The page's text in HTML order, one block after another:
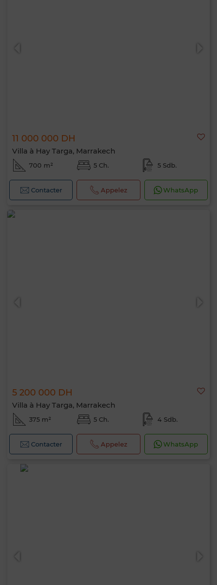
11 000 000 DH
Villa à Hay Targa, Marrakech
700 m² 5 Ch. 5 Sdb.
Contacter Appelez WhatsApp
5 200 000 DH
Villa à Hay Targa, Marrakech
375 m² 5 Ch. 4 Sdb.
Contacter Appelez WhatsApp